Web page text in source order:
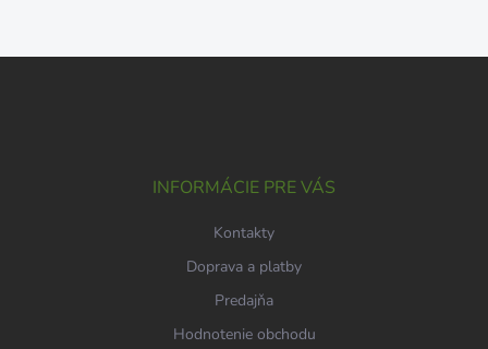
Z
INFORMÁCIE PRE VÁS
Kontakty
Doprava a platby
Predajňa
Hodnotenie obchodu